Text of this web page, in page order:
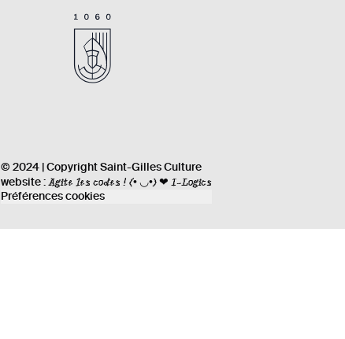
© 2024 | Copyright Saint-Gilles Culture
website :Agite les codes ! (• ◡•) ❤ I-Logics
Préférences cookies